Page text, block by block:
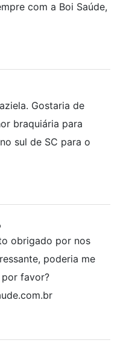
com a Boi Saúde,
Gostaria de
braquiária para
sul de SC para o
obrigado por nos
poderia me
favor?